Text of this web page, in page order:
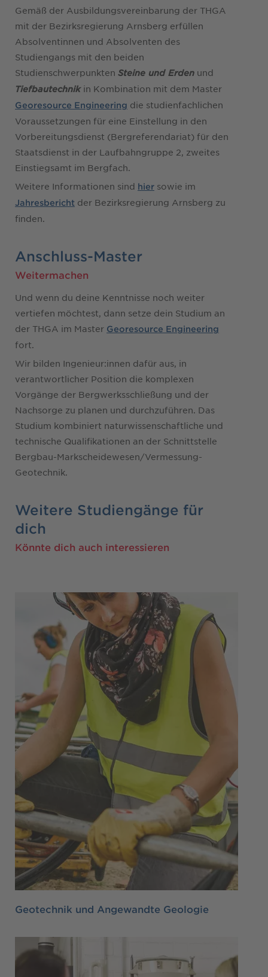
Gemäß der Ausbildungsvereinbarung der THGA
mit der Bezirksregierung Arnsberg erfüllen
Absolventinnen und Absolventen des
Studiengangs mit den beiden
Studienschwerpunkten Steine und Erden und
Tiefbautechnikin Kombination mit dem Master
Georesource Engineering die studienfachlichen
Voraussetzungen für eine Einstellung in den
Vorbereitungsdienst (Bergreferendariat) für den
Staatsdienst in der Laufbahngruppe 2, zweites
Einstiegsamt im Bergfach.
Weitere Informationen sind hier sowie im
Jahresbericht der Bezirksregierung Arnsberg zu
finden.
Anschluss-Master
Weitermachen
Und wenn du deine Kenntnisse noch weiter
vertiefen möchtest, dann setze dein Studium an
der THGA im Master Georesource Engineering
fort.
Wir bilden Ingenieur:innen dafür aus, in
verantwortlicher Position die komplexen
Vorgänge der Bergwerksschließung und der
Nachsorge zu planen und durchzuführen. Das
Studium kombiniert naturwissenschaftliche und
technische Qualifikationen an der Schnittstelle
Bergbau-Markscheidewesen/Vermessung-
Geotechnik.
Weitere Studiengänge für
dich
Könnte dich auch interessieren
Geotechnik und Angewandte Geologie